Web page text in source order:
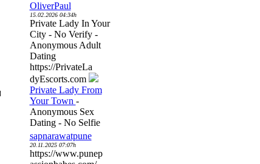
OliverPaul
15.02.2026 04:34h
Private Lady In Your
City - No Verify -
Anonymous Adult
Dating
https://PrivateLa
dyEscorts.com
Private Lady From
Your Town -
Anonymous Sex
Dating - No Selfie
sapnarawatpune
20.11.2025 07:07h
https://www.punep